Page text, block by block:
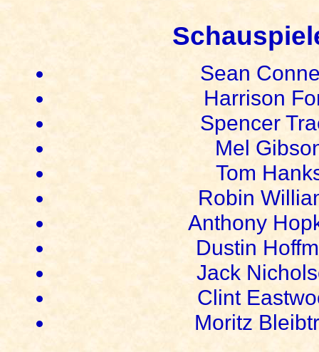
Sean
Harrison
Spencer
Mel
Tom
Robin
Anthony
Dustin
Jack
Clint
Moritz